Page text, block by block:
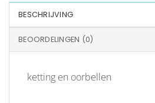
BESCHRIJVING
BEOORDELINGEN (0)
ketting en oorbellen